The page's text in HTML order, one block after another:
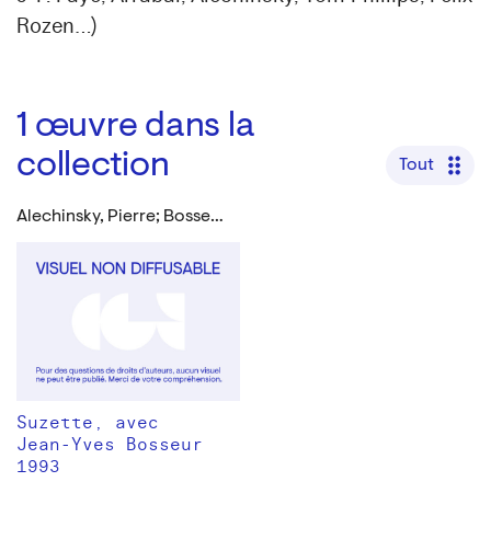
Rozen…)
1 œuvre dans la
collection
Tout
Alechinsky, Pierre; Bosseur, Jean-Yves
Suzette, avec
Jean-Yves Bosseur
1993